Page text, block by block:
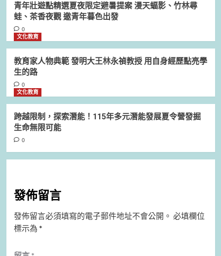
青年壯遊點精選夏夜限定避暑提案 漫天蝠影、竹林尋
蛙、茶香夜觀 邀青年暮色出發
0
文化教育
教育家人物典範 發明大王林永禎教授 用自身經歷點亮學
生的路
0
文化教育
跨越限制，探索潛能！115年多元潛能發展夏令營發掘
生命無限可能
0
發佈留言
發佈留言必須填寫的電子郵件地址不會公開。 必填欄位
標示為 *